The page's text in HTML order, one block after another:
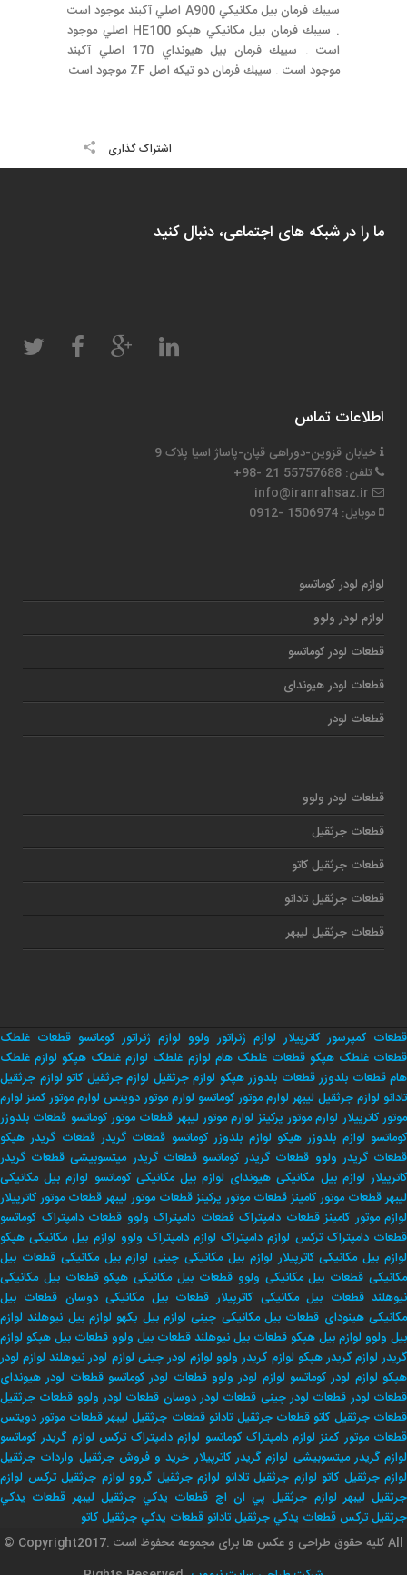
سيبك فرمان بيل مكانيكي A900 اصلي آكبند موجود است
. سيبك فرمان بيل مكانيكي هپكو HE100 اصلي موجود
است . سيبك فرمان بيل هيونداي 170 اصلي آكبند
موجود است . سيبك فرمان دو تيكه اصل ZF موجود است
اشتراک گذاری
ما را در شبکه های اجتماعی، دنبال کنید
اطلاعات تماس
خیابان قزوین-دوراهی قپان-پاساژ اسیا پلاک 9
تلفن: 55757688 21 -98+
موبایل: 1506974 -0912
لوازم لودر کوماتسو
لوازم لودر ولوو
قطعات لودر کوماتسو
قطعات لودر هیوندای
قطعات لودر
قطعات لودر ولوو
قطعات جرثقیل
قطعات جرثقیل کاتو
قطعات جرثقیل تادانو
قطعات جرثقیل لیبهر
قطعات کمپرسور کاترپیلار لوازم ژنراتور ولوو لوازم ژنراتور کوماتسو قطعات غلطک
قطعات غلطک هپکو قطعات غلطک هام لوازم غلطک لوازم غلطک هپکو لوازم غلطک
هام قطعات بلدوزر قطعات بلدوزر هپکو لوازم جرثقیل لوازم جرثقیل کاتو لوازم جرثقیل
تادانو لوازم جرثقیل لیبهر لوارم موتور کوماتسو لوارم موتور دویتس لوارم موتور کمنز لوارم
موتور کاترپیلار لوارم موتور پرکینز لوارم موتور لیبهر قطعات موتور کوماتسو قطعات بلدوزر
کوماتسو لوازم بلدوزر هپکو لوازم بلدوزر کوماتسو قطعات گریدر قطعات گریدر هپکو
قطعات گریدر ولوو قطعات گریدر کوماتسو قطعات گریدر میتسوبیشی قطعات گریدر
کاترپیلار لوازم بیل مکانیکی هیوندای لوازم بیل مکانیکی کوماتسو لوازم بیل مکانیکی
لیبهرقطعات موتور کامینزقطعات موتور پرکینزقطعات موتور لیبهرقطعات موتور کاترپیلار
لوازم موتور کامینز قطعات دامپتراک قطعات دامپتراک ولوو قطعات دامپتراک کوماتسو
قطعات دامپتراک ترکس لوازم دامپتراک لوازم دامپتراک ولوو لوازم بیل مکانیکی هپکو
لوازم بیل مکانیکی کاترپیلار لوازم بیل مکانیکی چینی لوازم بیل مکانیکی قطعات بیل
مکانیکی قطعات بیل مکانیکی ولوو قطعات بیل مکانیکی هپکو قطعات بیل مکانیکی
نیوهلند قطعات بیل مکانیکی کاترپیلار قطعات بیل مکانیکی دوسان قطعات بیل
مکانیکی هینودای قطعات بیل مکانیکی چینی لوازم بیل بکهو لوازم بیل نیوهلند لوازم
بیل ولوو لوازم بیل هپکوقطعات بیل نیوهلندقطعات بیل ولووقطعات بیل هپکو لوازم
گریدر لوازم گریدر هپکو لوازم گریدر ولوو لوازم لودر چینی لوازم لودر نیوهلند لوازم لودر
هپکو لوازم لودر کوماتسو لوازم لودر ولوو قطعات لودر کوماتسو قطعات لودر هیوندای
قطعات لودر قطعات لودر چینی قطعات لودر دوسان قطعات لودر ولوو قطعات جرثقیل
قطعات جرثقیل کاتوقطعات جرثقیل تادانوقطعات جرثقیل لیبهرقطعات موتور دویتس
قطعات موتور کمنز لوازم دامپتراک کوماتسو لوازم دامپتراک ترکس لوازم گریدر کوماتسو
لوازم گریدر میتسوبیشی لوازم گریدر کاترپیلار خريد و فروش جرثقيل واردات جرثقيل
لوازم جرثقيل كاتو لوازم جرثقيل تادانو لوازم جرثقيل گروو لوازم جرثقيل تركس لوازم
جرثقيل ليبهر لوازم جرثقيل پي ان اچ قطعات يدكي جرثقيل ليبهر قطعات يدكي
جرثقيل تركسقطعات يدكي جرثقيل تادانوقطعات يدكي جرثقيل كاتو
© Copyrightکلیه حقوق طراحی و عکس ها برای مجموعه محفوظ است .2017 All